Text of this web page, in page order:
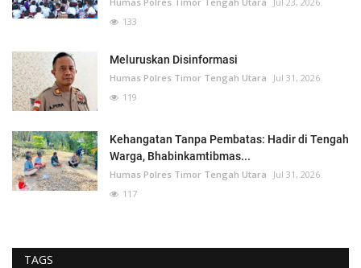
133
Meluruskan Disinformasi
Humas Polres Timor Tengah Utara
Jul 31, 2026
119
Kehangatan Tanpa Pembatas: Hadir di Tengah
Warga, Bhabinkamtibmas...
Humas Polres Timor Tengah Utara
Jul 31, 2026
117
TAGS